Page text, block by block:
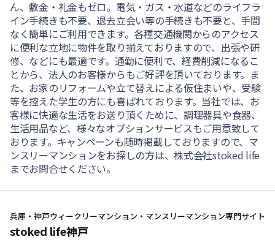
ん、敷金・礼金もゼロ。電気・ガス・水道などのライフラ
イン手続きも不要、退去立会い等の手続きも不要と、手間
なく簡単にご利用できます。各種交通機関からのアクセス
に便利な立地に物件を取り揃えておりますので、出張や研
修、などにも最適です。通勤に便利で、経費削減になるこ
とから、法人のお客様からもご好評を頂いております。ま
た、お家のリフォームや立て替えによる仮住まいや、受験
等を控えた学生の方にも喜ばれております。当社では、お
客様に快適な生活をお送り頂くために、調理器具や食器、
生活用品など、様々なオプションサービスもご用意致して
おります。キャンペーンも随時掲載しておりますので、マ
ンスリーマンションをお探しの方は、株式会社stoked life
までお問合せください。
兵庫・神戸ウィークリーマンション・マンスリーマンション専門サイト
stoked life神戸